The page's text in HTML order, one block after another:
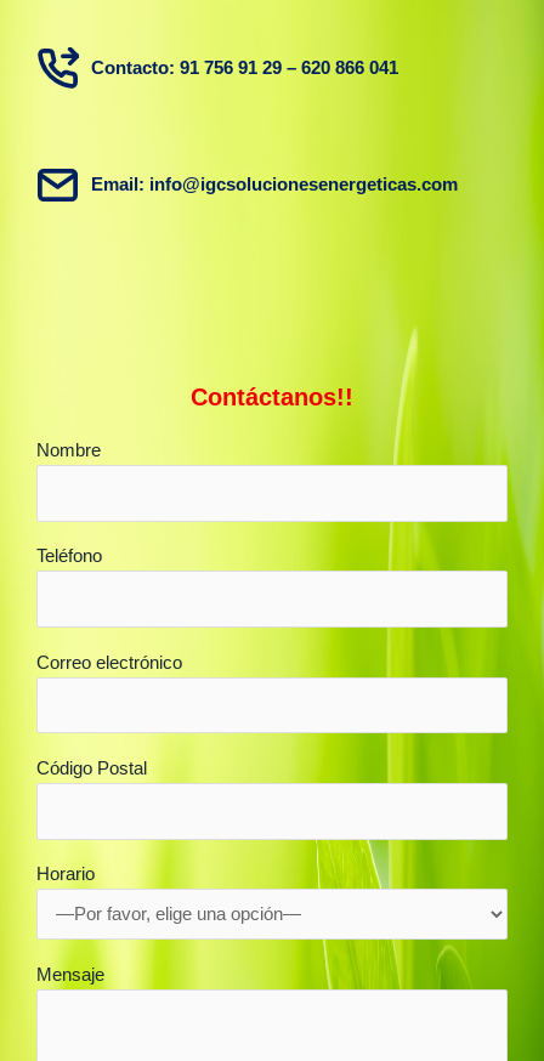
Contacto: 91 756 91 29 – 620 866 041
Email: info@igcsolucionesenergeticas.com
Contáctanos!!
Nombre
Teléfono
Correo electrónico
Código Postal
Horario
Mensaje